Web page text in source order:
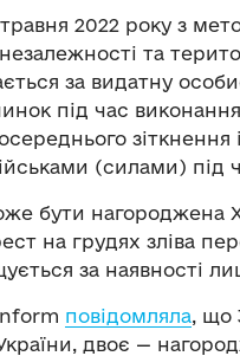
травня 2022 року з
та
за видатну
під час
зіткнення
(силами)
бути нагороджена
на грудях зліва
за наявності
повідомляла, що
двоє —